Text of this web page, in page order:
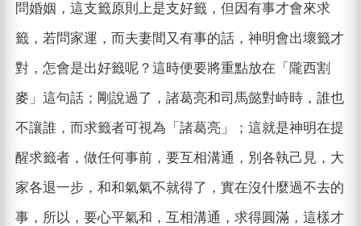
問婚姻，這支籤原則上是支好籤，但因有事才會來求
籤，若問家運，而夫妻間又有事的話，神明會出壞籤才
對，怎會是出好籤呢？這時便要將重點放在「隴西割
麥」這句話；剛說過了，諸葛亮和司馬懿對峙時，誰也
不讓誰，而求籤者可視為「諸葛亮」；這就是神明在提
醒求籤者，做任何事前，要互相溝通，別各執己見，大
家各退一步，和和氣氣不就得了，實在沒什麼過不去的
事，所以，要心平氣和，互相溝通，求得圓滿，這樣才